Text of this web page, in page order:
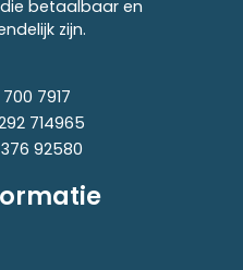
betaalbaar en
zijn.
700 7917
714965
92580